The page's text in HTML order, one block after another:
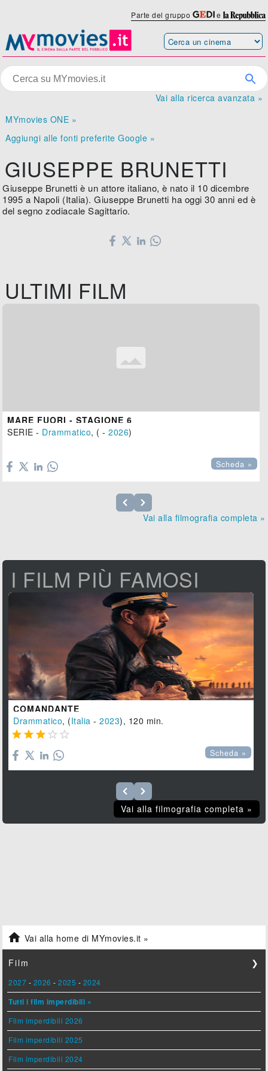
Parte del gruppo e
Vai alla ricerca avanzata »
MYmovies ONE »
Aggiungi alle fonti preferite Google »
GIUSEPPE BRUNETTI
Giuseppe Brunetti è un attore italiano, è nato il 10 dicembre
1995 a Napoli (Italia). Giuseppe Brunetti ha oggi 30 anni ed è
del segno zodiacale Sagittario.
ULTIMI FILM
MARE FUORI - STAGIONE 6
SERIE - Drammatico, ( -2026)
Scheda »
Vai alla filmografia completa »
I FILM PIÙ FAMOSI
COMANDANTE
Drammatico, (Italia -2023), 120 min.
    
Scheda »
Vai alla filmografia completa »
 Vai alla home di MYmovies.it »
Film ❯
2027 - 2026 -2025 - 2024
Tutti i film imperdibili »
Film imperdibili 2026
Film imperdibili 2025
Film imperdibili 2024